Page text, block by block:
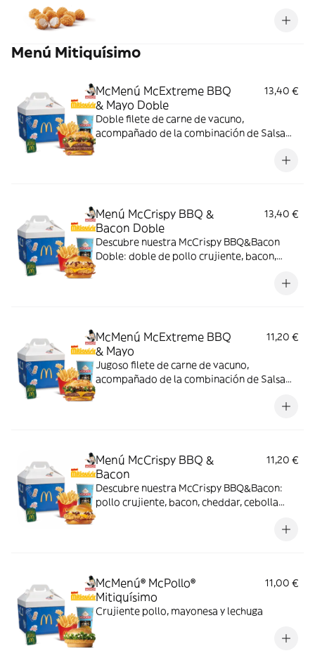
Menú Mitiquísimo
McMenú McExtreme BBQ
& Mayo Doble
13,40 €
Doble filete de carne de vacuno,
acompañado de la combinación de Salsa
doble de cheddar, lechuga fresca y tiras de
Menú McCrispy BBQ &
Bacon Doble
13,40 €
Descubre nuestra McCrispy BBQ&Bacon
Doble: doble de pollo crujiente, bacon,
McMenú McExtreme BBQ
& Mayo
11,20 €
Jugoso filete de carne de vacuno,
acompañado de la combinación de Salsa
doble de cheddar, lechuga fresca y tiras de
Menú McCrispy BBQ &
Bacon
11,20 €
Descubre nuestra McCrispy BBQ&Bacon:
pollo crujiente, bacon, cheddar, cebolla
harina de trigo con copos de patata. ¡Sabor
McMenú® McPollo®
Mitiquísimo
11,00 €
Crujiente pollo, mayonesa y lechuga